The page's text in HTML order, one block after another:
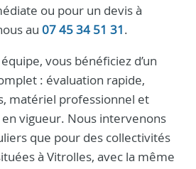
ou pour un devis à
au 07 45 34 51 31.
vous bénéficiez d’un
: évaluation rapide,
matériel professionnel et
vigueur. Nous intervenons
que pour des collectivités
à Vitrolles, avec la même